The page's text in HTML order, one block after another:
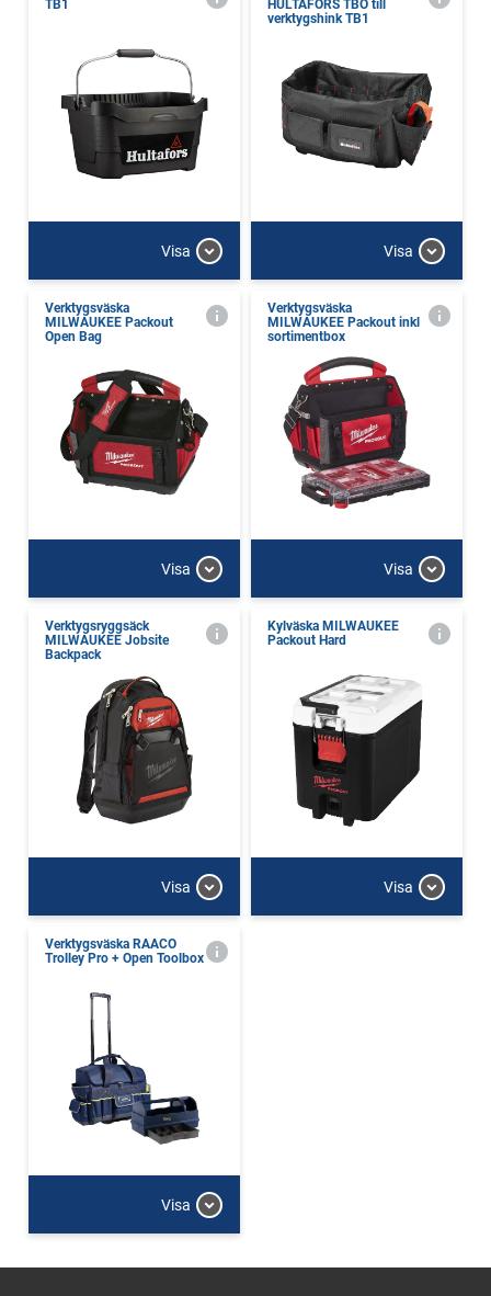
TB1
Visa
HULTAFORS TBO till
verktygshink TB1
Visa
Verktygsväska
MILWAUKEE Packout
Open Bag
Visa
Verktygsväska
MILWAUKEE Packout inkl
sortimentbox
Visa
Verktygsryggsäck
MILWAUKEE Jobsite
Backpack
Visa
Kylväska MILWAUKEE
Packout Hard
Visa
Verktygsväska RAACO
Trolley Pro + Open Toolbox
Visa